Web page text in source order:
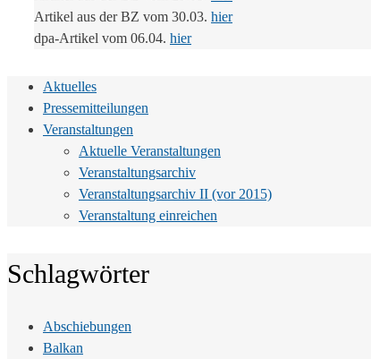
Artikel aus der BZ vom 30.03. hier
dpa-Artikel vom 06.04. hier
Aktuelles
Pressemitteilungen
Veranstaltungen
Aktuelle Veranstaltungen
Veranstaltungsarchiv
Veranstaltungsarchiv II (vor 2015)
Veranstaltung einreichen
Schlagwörter
Abschiebungen
Balkan